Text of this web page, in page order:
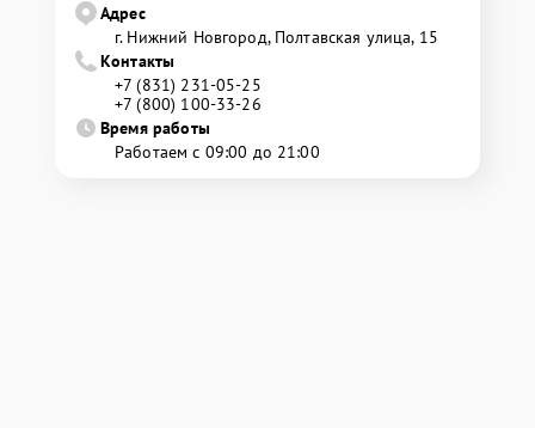
Адрес
г. Нижний Новгород, Полтавская улица, 15
Контакты
+7 (831) 231-05-25
+7 (800) 100-33-26
Время работы
Работаем с 09:00 до 21:00